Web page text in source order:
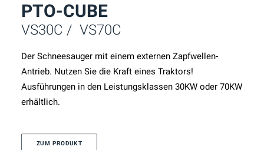
PTO-CUBE
VS30C / VS70C
Der Schneesauger mit einem externen Zapfwellen-
Antrieb. Nutzen Sie die Kraft eines Traktors!
Ausführungen in den Leistungsklassen 30KW oder 70KW
erhältlich.
ZUM PRODUKT